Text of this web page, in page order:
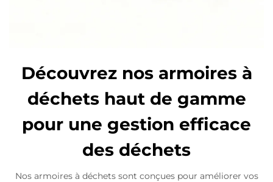
Découvrez nos armoires à
déchets haut de gamme
pour une gestion efficace
des déchets
Nos armoires à déchets sont conçues pour améliorer vos